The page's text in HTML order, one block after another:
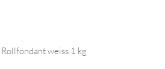
weiss 1 kg